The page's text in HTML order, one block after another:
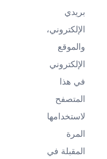
بريدي
الإلكتروني،
والموقع
الإلكتروني
في هذا
المتصفح
لاستخدامها
المرة
المقبلة في